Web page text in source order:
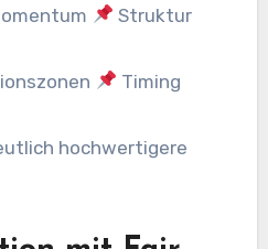
Struktur
Timing
hochwertigere